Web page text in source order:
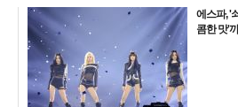
에스파, '
콤한 맛'